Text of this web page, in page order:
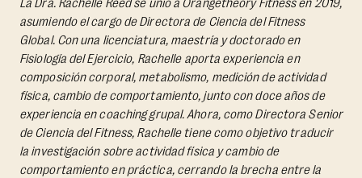
La Dra. Rachelle Reed se unió a Orangetheory Fitness en 2019,
asumiendo el cargo de Directora de Ciencia del Fitness
Global. Con una licenciatura, maestría y doctorado en
Fisiología del Ejercicio, Rachelle aporta experiencia en
composición corporal, metabolismo, medición de actividad
física, cambio de comportamiento, junto con doce años de
experiencia en coaching grupal. Ahora, como Directora Senior
de Ciencia del Fitness, Rachelle tiene como objetivo traducir
la investigación sobre actividad física y cambio de
comportamiento en práctica, cerrando la brecha entre la